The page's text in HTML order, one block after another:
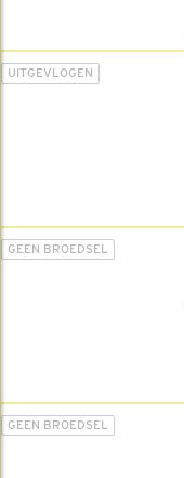
UITGEVLOGEN
GEEN BROEDSEL
GEEN BROEDSEL